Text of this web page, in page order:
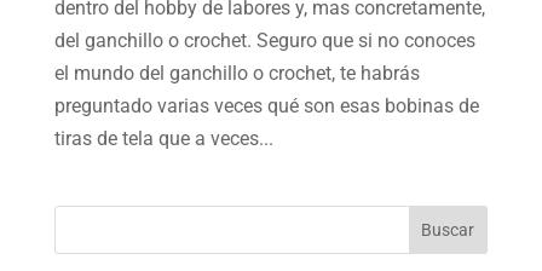
dentro del hobby de labores y, mas concretamente,
del ganchillo o crochet. Seguro que si no conoces
el mundo del ganchillo o crochet, te habrás
preguntado varias veces qué son esas bobinas de
tiras de tela que a veces...